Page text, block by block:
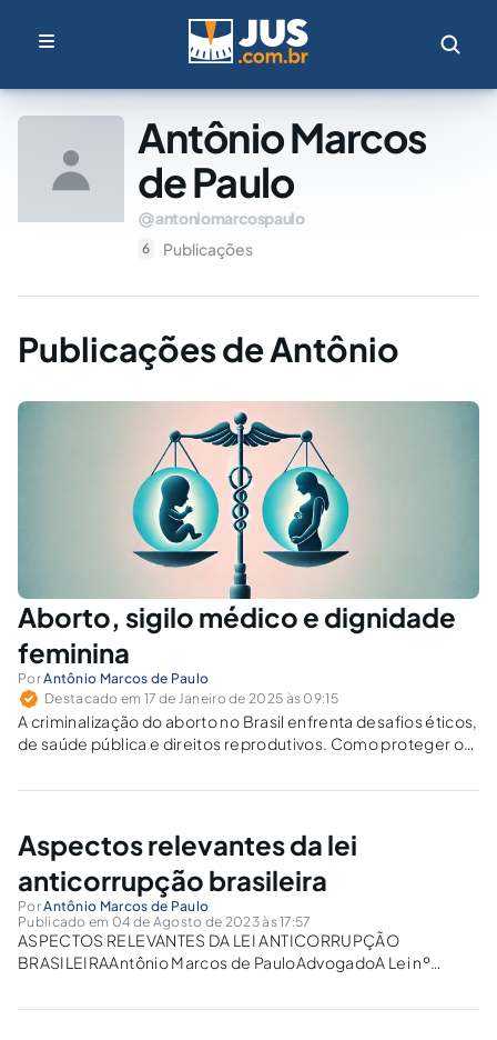
Antônio Marcos
de Paulo
antoniomarcospaulo
6 Publicações
Publicações de Antônio
Aborto, sigilo médico e dignidade
feminina
PorAntônio Marcos de Paulo
Destacado em 17 de Janeiro de 2025 às 09:15
A criminalização do aborto no Brasil enfrenta desafios éticos,
de saúde pública e direitos reprodutivos. Como proteger o
mulheres?
Aspectos relevantes da lei
anticorrupção brasileira
PorAntônio Marcos de Paulo
Publicado em 04 de Agosto de 2023 às 17:57
ASPECTOS RELEVANTES DA LEI ANTICORRUPÇÃO
BRASILEIRAAntônio Marcos de PauloAdvogadoA Lei nº
e civil de pessoas jurídicas pela prática de atos contra a